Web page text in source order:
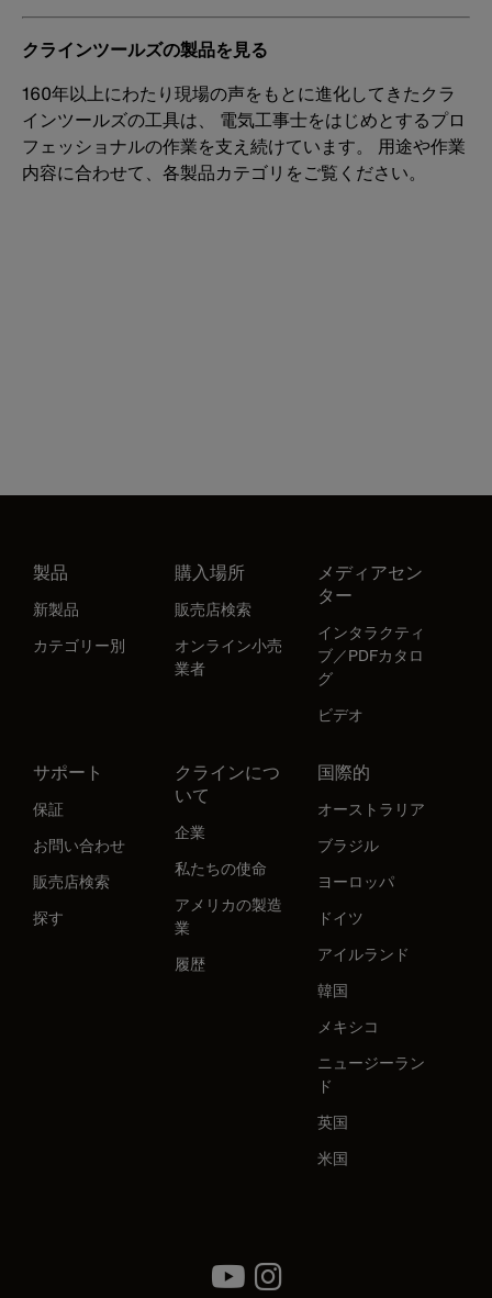
クラインツールズの製品を見る
160年以上にわたり現場の声をもとに進化してきたクラ
インツールズの工具は、 電気工事士をはじめとするプロ
フェッショナルの作業を支え続けています。 用途や作業
内容に合わせて、各製品カテゴリをご覧ください。
製品
新製品
カテゴリー別
購入場所
販売店検索
オンライン小売
業者
メディアセン
ター
インタラクティ
ブ／PDFカタロ
グ
ビデオ
サポート
保証
お問い合わせ
販売店検索
探す
クラインにつ
いて
企業
私たちの使命
アメリカの製造
業
履歴
国際的
オーストラリア
ブラジル
ヨーロッパ
ドイツ
アイルランド
韓国
メキシコ
ニュージーラン
ド
英国
米国